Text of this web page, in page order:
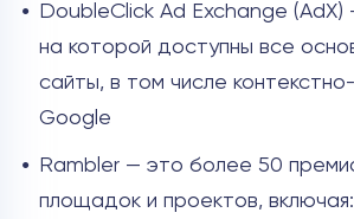
DoubleClick Ad Exchange
на которой доступны все
сайты, в том числе
Google
Rambler — это более 50
площадок и проектов,